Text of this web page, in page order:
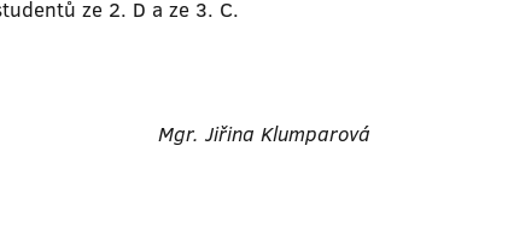
ze 2. D a ze 3. C.
Mgr. Jiřina Klumparová